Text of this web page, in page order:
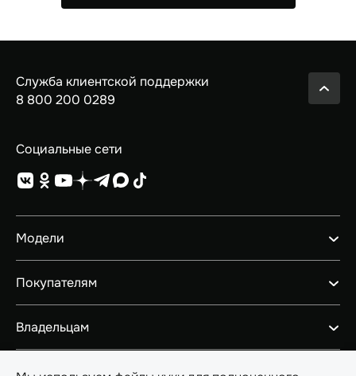
Служба клиентской поддержки
8 800 200 0289
Социальные сети
Модели
GEELY EX5 ГИБРИД
PREFACE
CITYRAY
ATLAS
Покупателям
Автомобили в наличии
Владельцам
О GEELY